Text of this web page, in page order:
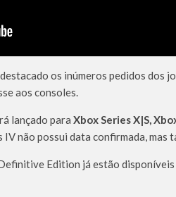
os inúmeros pedidos dos
aos consoles.
lançado para Xbox Series X|S,
não possui data confirmada, mas
Edition já estão disponíveis